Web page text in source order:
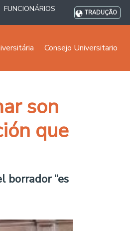
FUNCIONÁRIOS TRADUÇÃO
Consejo Universitario
son
que
borrador “es